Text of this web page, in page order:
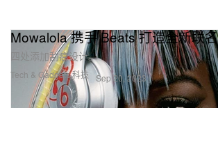
Tech & Gadgets 科技
Mowalola 携手 Beats 打造全新联
四处添加刮痕设计。
Sep 20, 2023